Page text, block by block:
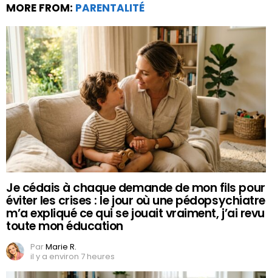
MORE FROM: PARENTALITÉ
Je cédais à chaque demande de mon fils pour
éviter les crises : le jour où une pédopsychiatre
m’a expliqué ce qui se jouait vraiment, j’ai revu
toute mon éducation
ParMarie R.
il y a environ 7 heures